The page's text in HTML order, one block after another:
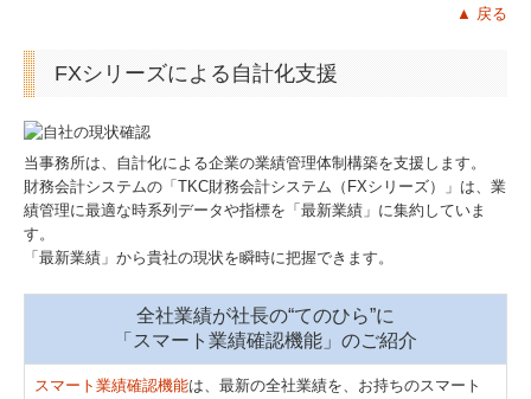
病院・診療所の皆様へ
補助金・助成金・融資情報
関与先向け融資商品ご紹介
戦略財務情報システム
継続MASシステム
▲ 戻る
FXシリーズによる自計化支援
当事務所は、自計化による企業の業績管理体制構築を支援します。
財務会計システムの「TKC財務会計システム（FXシリーズ）」は、業
績管理に最適な時系列データや指標を「最新業績」に集約していま
す。
「最新業績」から貴社の現状を瞬時に把握できます。
全社業績が社長の“てのひら”に
「スマート業績確認機能」のご紹介
スマート業績確認機能は、最新の全社業績を、お持ちのスマート